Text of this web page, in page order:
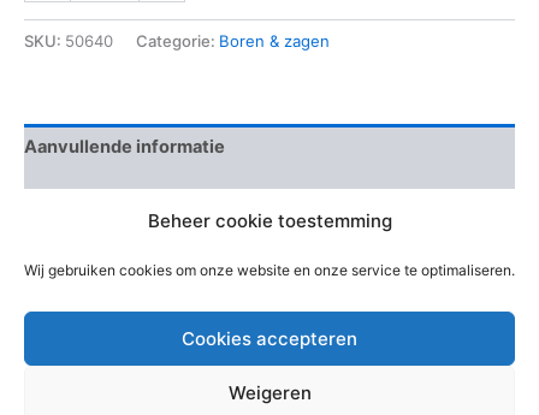
Beheer cookie toestemming
Wij gebruiken cookies om onze website en onze service te optimaliseren.
Cookies accepteren
Weigeren
SKU: 50640 Categorie: Boren & zagen
Aanvullende informatie
Beoordelingen (0)